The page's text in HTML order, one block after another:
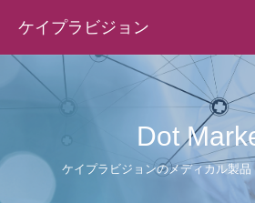
ケイプラビジョン
Dot
ケイプラビジョンのメディカル製品